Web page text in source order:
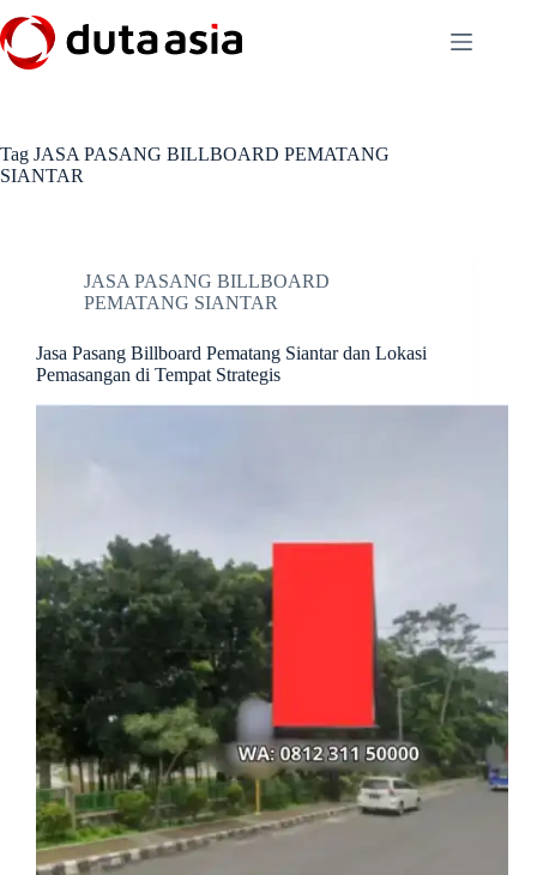
to
content
Tag JASA PASANG BILLBOARD PEMATANG
SIANTAR
JASA PASANG BILLBOARD
PEMATANG SIANTAR
Jasa Pasang Billboard Pematang Siantar dan Lokasi
Pemasangan di Tempat Strategis